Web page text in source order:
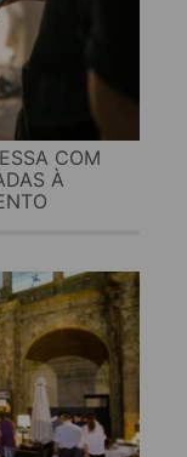
COM
À